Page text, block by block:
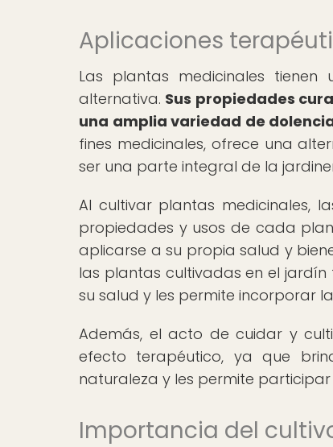
Aplicaciones
Las plantas medicinales
alternativa. Sus propiedades
una amplia variedad de
fines medicinales, ofrece una
ser una parte integral de la
Al cultivar plantas medicinales,
propiedades y usos de cada
aplicarse a su propia salud y
las plantas cultivadas en el
su salud y les permite incorporar
Además, el acto de cuidar y
efecto terapéutico, ya que
naturaleza y les permite
Importancia del